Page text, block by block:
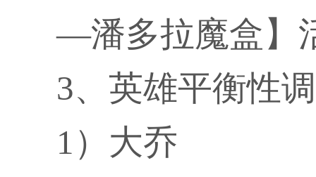
—潘多拉魔盒】
3、英雄平衡性
1）大乔